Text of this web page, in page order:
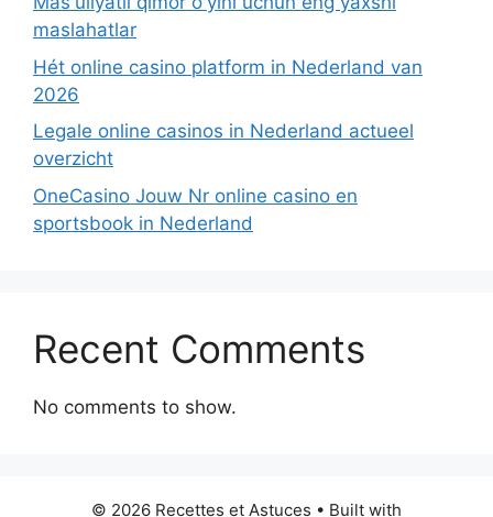
maslahatlar
Hét online casino platform in Nederland van
2026
Legale online casinos in Nederland actueel
overzicht
OneCasino Jouw Nr online casino en
sportsbook in Nederland
Recent Comments
No comments to show.
© 2026 Recettes et Astuces • Built with